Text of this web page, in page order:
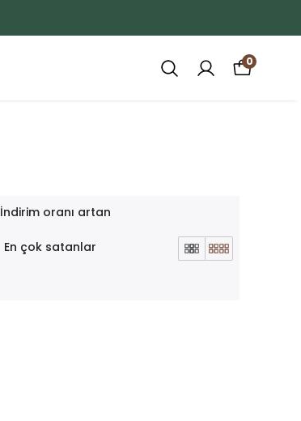
0
İndirim oranı artan
En çok satanlar